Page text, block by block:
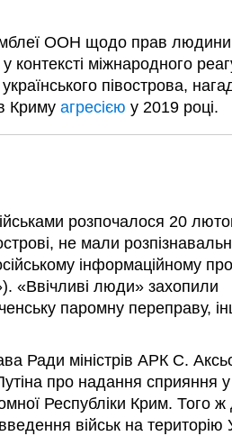
ООН щодо прав
контексті міжнародного
півострова,
Криму агресією у 2019 році.
розпочалося 20
не мали
інформаційному
«Ввічливі люди» захопили
паромну переправу,
Ради міністрів АРК С.
про надання сприяння у
Республіки Крим. Того ж
військ на територію